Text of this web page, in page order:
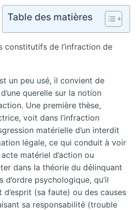
Table des matières
constitutifs de l’infraction de
un peu usé, il convient de
querelle sur la notion
Une première thèse,
voit dans l’infraction
matérielle d’un interdit
légale, ce qui conduit à voir
matériel d’action ou
dans la théorie du délinquant
psychologique, qu’il
d’esprit (sa faute) ou des causes
sa responsabilité (trouble